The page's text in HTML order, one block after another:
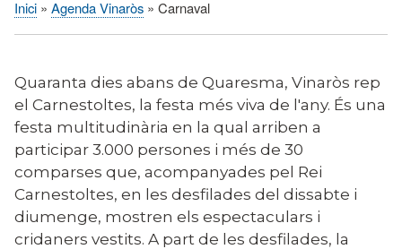
Fil
Inici Agenda Vinaròs Carnaval
Quaranta dies abans de Quaresma, Vinaròs rep
el Carnestoltes, la festa més viva de l'any. És una
festa multitudinària en la qual arriben a
participar 3.000 persones i més de 30
comparses que, acompanyades pel Rei
Carnestoltes, en les desfilades del dissabte i
diumenge, mostren els espectaculars i
cridaners vestits. A part de les desfilades, la